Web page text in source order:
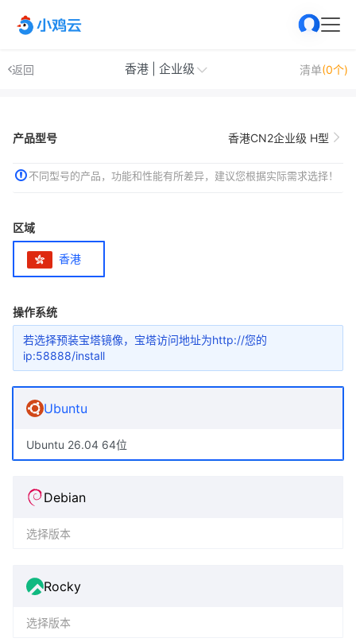
返回 香港 | 企业级 清单(0个)
产品型号 香港CN2企业级 H型
不同型号的产品，功能和性能有所差异，建议您根据实际需求选择！
区域
香港
操作系统
若选择预装宝塔镜像，宝塔访问地址为http://您的
ip:58888/install
Ubuntu
Ubuntu 26.04 64位
Debian
选择版本
Rocky
选择版本